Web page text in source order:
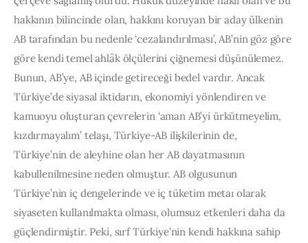
hakkının bilincinde olan, hakkını koruyan bir aday ülkenin
AB tarafından bu nedenle ‘cezalandırılması’, AB’nin göz göre
göre kendi temel ahlâk ölçülerini çiğnemesi düşünülemez.
Bunun, AB’ye, AB içinde getireceği bedel vardır. Ancak
Türkiye’de siyasal iktidarın, ekonomiyi yönlendiren ve
kamuoyu oluşturan çevrelerin ‘aman AB’yi ürkütmeyelim,
kızdırmayalım’ telaşı, Türkiye-AB ilişkilerinin de,
Türkiye’nin de aleyhine olan her AB dayatmasının
kabullenilmesine neden olmuştur. AB olgusunun
Türkiye’nin iç dengelerinde ve iç tüketim metaı olarak
siyaseten kullanılmakta olması, olumsuz etkenleri daha da
güçlendirmiştir. Peki, sırf Türkiye’nin kendi hakkına sahip